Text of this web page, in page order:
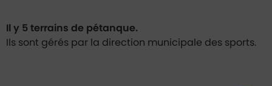
Il y 5 terrains de pétanque.
Ils sont gérés par la direction municipale des sports.